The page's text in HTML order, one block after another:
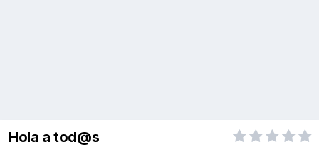
Hola a tod@s